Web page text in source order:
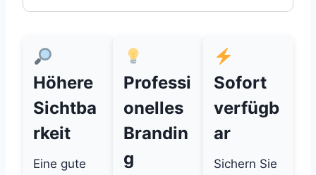
Höhere
Sichtba
rkeit
Eine gute
Professi
onelles
Brandin
g
Sofort
verfügb
ar
Sichern Sie